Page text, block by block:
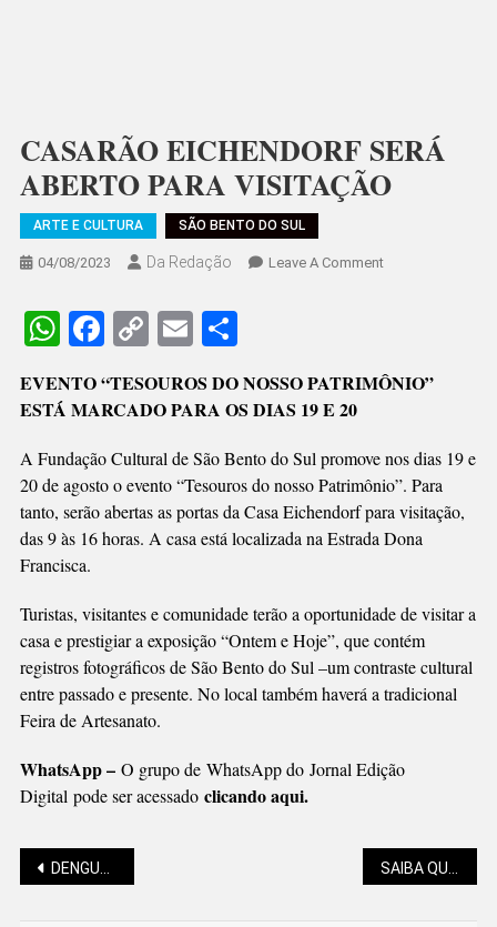
CASARÃO EICHENDORF SERÁ
ABERTO PARA VISITAÇÃO
ARTE E CULTURA SÃO BENTO DO SUL
04/08/2023 Da Redação Leave A CommentOn
PARA
WhatsApp
Facebook
CopyEmailShare
EVENTO “TESOUROS DO NOSSO PATRIMÔNIO”
ESTÁ MARCADO PARA OS DIAS 19 E 20
A Fundação Cultural de São Bento do Sul promove nos dias 19 e
20 de agosto o evento “Tesouros do nosso Patrimônio”. Para
tanto, serão abertas as portas da Casa Eichendorf para visitação,
das 9 às 16 horas. A casa está localizada na Estrada Dona
Francisca.
Turistas, visitantes e comunidade terão a oportunidade de visitar a
casa e prestigiar a exposição “Ontem e Hoje”, que contém
registros fotográficos de São Bento do Sul –um contraste cultural
entre passado e presente. No local também haverá a tradicional
Feira de Artesanato.
WhatsApp – O grupo de WhatsApp do Jornal Edição
Digital pode ser acessado clicando aqui.
Navegação
DENGUE EM SC BATE RECORDES NEGATIVOS